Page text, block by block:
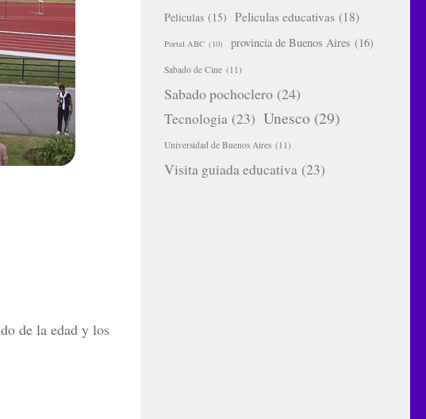
de la edad y los
Peliculas (15) Peliculas educativas (18)
Portal ABC (10) provincia de Buenos Aires (16)
Sabado de Cine (11)
Sabado pochoclero (24)
Tecnologia (23) Unesco (29)
Universidad de Buenos Aires (11)
Visita guiada educativa (23)